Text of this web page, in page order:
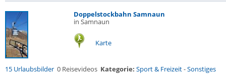
Doppelstockbahn Samnaun
in Samnaun
Karte
15 Urlaubsbilder 0 Reisevideos Kategorie: Sport & Freizeit-Sonstiges